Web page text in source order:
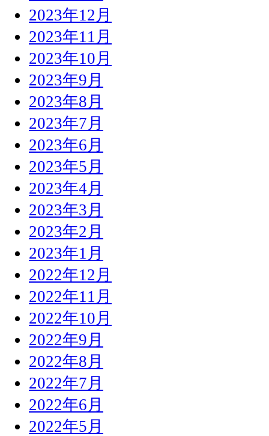
2023年12月
2023年11月
2023年10月
2023年9月
2023年8月
2023年7月
2023年6月
2023年5月
2023年4月
2023年3月
2023年2月
2023年1月
2022年12月
2022年11月
2022年10月
2022年9月
2022年8月
2022年7月
2022年6月
2022年5月